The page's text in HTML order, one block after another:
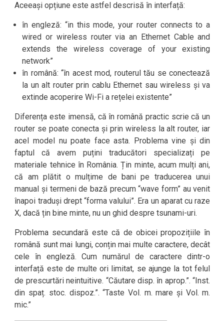
Aceeași opțiune este astfel descrisă în interfață:
în engleză: “in this mode, your router connects to a
wired or wireless router via an Ethernet Cable and
extends the wireless coverage of your existing
network”
în română: “în acest mod, routerul tău se conectează
la un alt router prin cablu Ethernet sau wireless și va
extinde acoperire Wi-Fi a rețelei existente”
Diferența este imensă, că în română practic scrie că un
router se poate conecta și prin wireless la alt router, iar
acel model nu poate face asta. Problema vine și din
faptul că avem puțini traducători specializați pe
materiale tehnice în România. Țin minte, acum mulți ani,
că am plătit o mulțime de bani pe traducerea unui
manual și termeni de bază precum “wave form” au venit
înapoi traduși drept “forma valului”. Era un aparat cu raze
X, dacă țin bine minte, nu un ghid despre tsunami-uri.
Problema secundară este că de obicei propozițiile în
română sunt mai lungi, conțin mai multe caractere, decât
cele în engleză. Cum numărul de caractere dintr-o
interfață este de multe ori limitat, se ajunge la tot felul
de prescurtări neintuitive. “Căutare disp. în aprop.”. “Inst.
din spaț. stoc. dispoz.”. “Taste Vol. m. mare și Vol. m.
mic.”